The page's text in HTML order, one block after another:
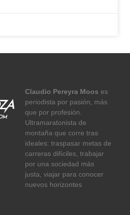
Claudio Pereyra Moos es
periodista por pasión, más
que por profesión.
Ultramaratonista de
montaña que corre tras
ideales: traspasar metas de
carreras difíciles, trabajar
por una sociedad más
justa, viajar para conocer
nuevos horizontes